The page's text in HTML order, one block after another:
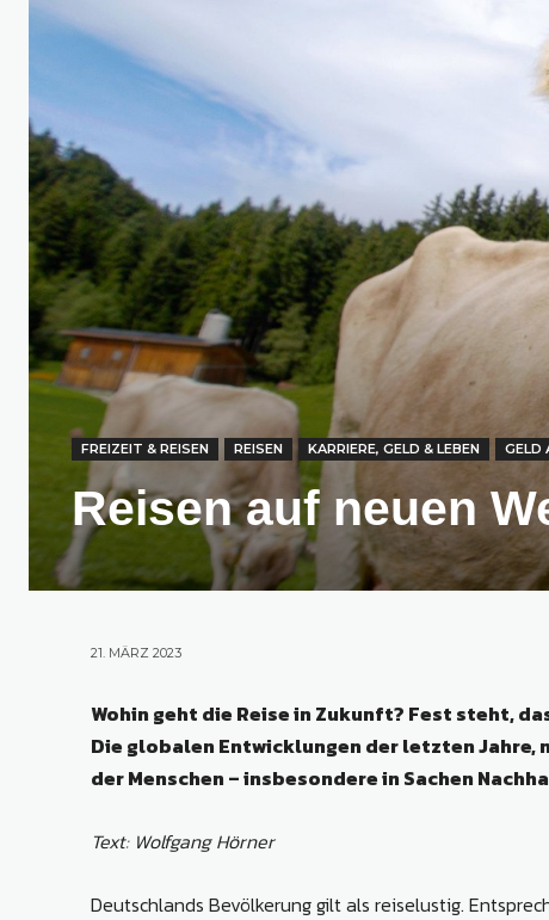
FREIZEIT & REISEN REISEN KARRIERE, GELD & LEBEN GELD
Reisen auf neuen
21. MÄRZ 2023
Wohin geht die Reise in Zukunft? Fest steht,
Die globalen Entwicklungen der letzten Jahre,
der Menschen – insbesondere in Sachen
Text: Wolfgang Hörner
Deutschlands Bevölkerung gilt als reiselustig.